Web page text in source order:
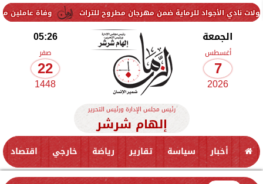
وفاة عاملين متأثرين للرماية ضمن مهرجان مطروح للتراث
الجمعة
أغسطس
7
2026
05:26
صفر
22
1448
رئيس مجلس الإدارة ورئيس التحرير
إلهام شرشر
أخبار سياسة تقارير رياضة خارجي اقتصاد